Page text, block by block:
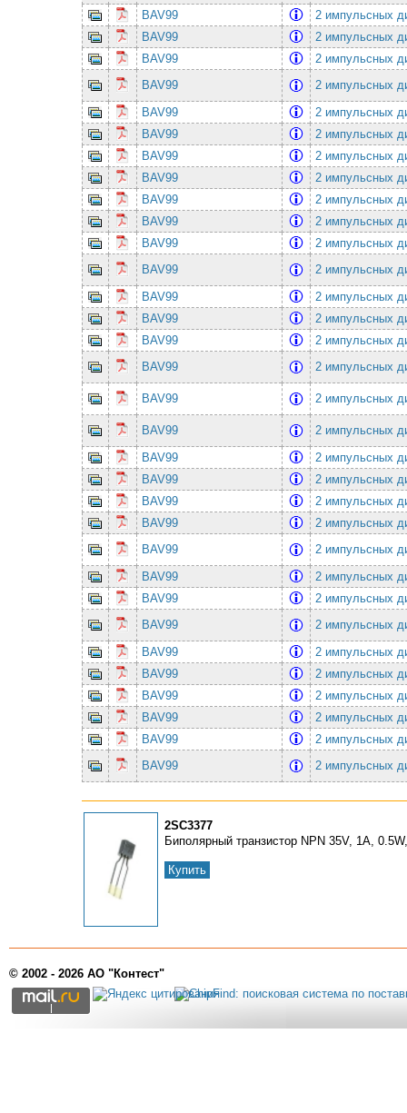
BAV99
2 импульсных
BAV99
2 импульсных
BAV99
2 импульсных
BAV99
2 импульсных
BAV99
2 импульсных
BAV99
2 импульсных
BAV99
2 импульсных
BAV99
2 импульсных
BAV99
2 импульсных
BAV99
2 импульсных
BAV99
2 импульсных
BAV99
2 импульсных
BAV99
2 импульсных
BAV99
2 импульсных
BAV99
2 импульсных
BAV99
2 импульсных
BAV99 2 импульсных
BAV99
2 импульсных
BAV99
2 импульсных
BAV99
2 импульсных
BAV99
2 импульсных
BAV99
2 импульсных
BAV99
2 импульсных
BAV99
2 импульсных
BAV99
2 импульсных
BAV99
2 импульсных
BAV99
2 импульсных
BAV99
2 импульсных
BAV99
2 импульсных
BAV99
2 импульсных
BAV99
2 импульсных
BAV99
2 импульсных
2SC3377
Биполярный транзистор NPN 35V, 1A,
Купить
© 2002 - 2026 АО "Контест"